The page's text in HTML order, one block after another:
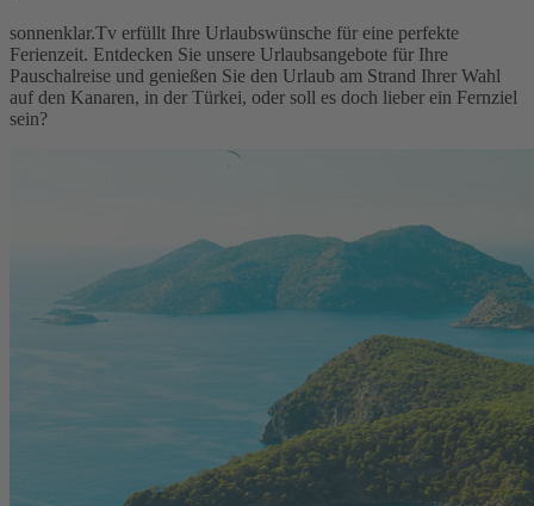
sonnenklar.Tv erfüllt Ihre Urlaubswünsche für eine perfekte
Ferienzeit. Entdecken Sie unsere Urlaubsangebote für Ihre
Pauschalreise und genießen Sie den Urlaub am Strand Ihrer Wahl
auf den Kanaren, in der Türkei, oder soll es doch lieber ein Fernziel
sein?